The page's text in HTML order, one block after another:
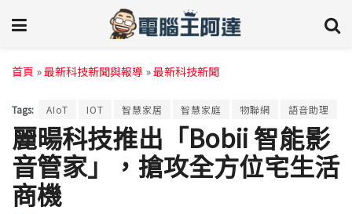
首頁 »最新科技新聞與報導 »最新科技新聞
Tags: AIoT IOT 智慧家居 智慧家庭 物聯網 語音助理
麗暘科技推出「Bobii 智能影
音管家」，搶攻全方位宅生活
商機